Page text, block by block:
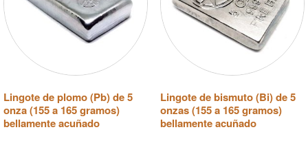
Lingote de plomo (Pb) de 5
onza (155 a 165 gramos)
bellamente acuñado
Lingote de bismuto (Bi) de 5
onzas (155 a 165 gramos)
bellamente acuñado